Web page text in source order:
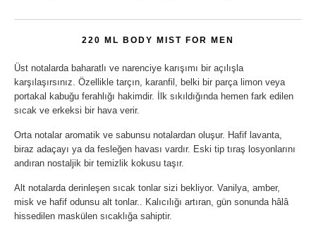
Üst notalarda baharatlı ve narenciye karışımı bir açılışla
karşılaşırsınız. Özellikle tarçın, karanfil, belki bir parça limon veya
portakal kabuğu ferahlığı hakimdir. İlk sıkıldığında hemen fark edilen
sıcak ve erkeksi bir hava verir.
Orta notalar aromatik ve sabunsu notalardan oluşur. Hafif lavanta,
biraz adaçayı ya da fesleğen havası vardır. Eski tip tıraş losyonlarını
andıran nostaljik bir temizlik kokusu taşır.
Alt notalarda derinleşen sıcak tonlar sizi bekliyor. Vanilya, amber,
misk ve hafif odunsu alt tonlar.. Kalıcılığı artıran, gün sonunda hâlâ
hissedilen maskülen sıcaklığa sahiptir.
220 ML BODY MIST FOR MEN